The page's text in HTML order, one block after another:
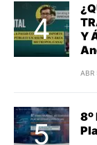
Y
ABR
8º